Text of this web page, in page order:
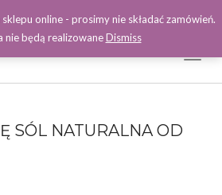
Facebook
SÓL NATURALNA OD
online - prosimy nie składać zamówień.
nie będą realizowaneDismiss